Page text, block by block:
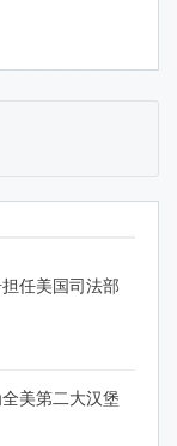
任美国司法部
美第二大汉堡